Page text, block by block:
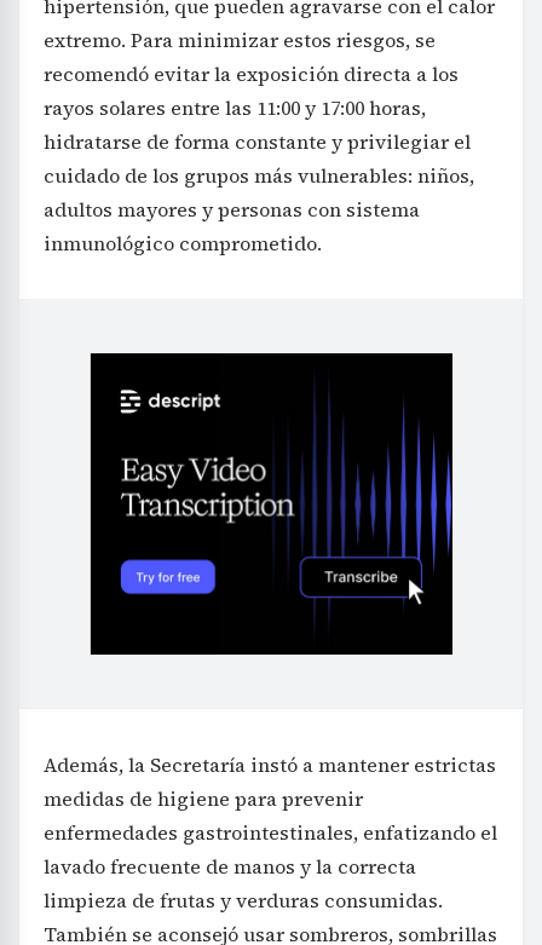
hipertensión, que pueden agravarse con el calor
extremo. Para minimizar estos riesgos, se
recomendó evitar la exposición directa a los
rayos solares entre las 11:00 y 17:00 horas,
hidratarse de forma constante y privilegiar el
cuidado de los grupos más vulnerables: niños,
adultos mayores y personas con sistema
inmunológico comprometido.
Además, la Secretaría instó a mantener estrictas
medidas de higiene para prevenir
enfermedades gastrointestinales, enfatizando el
lavado frecuente de manos y la correcta
limpieza de frutas y verduras consumidas.
También se aconsejó usar sombreros, sombrillas